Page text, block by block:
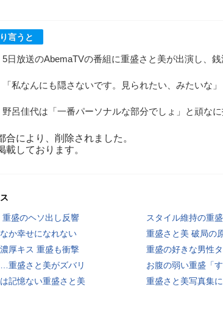
言うと
5日放送のAbemaTVの番組に重盛さと美が出演し、
「私なんにも隠さないです。見られたい、みたいな
野呂佳代は「一番パーソナルな部分でしょ」と頑な
合により、削除されました。
載しております。
盛のヘソ出し反響
スタイル維持の重
か幸せになれない
重盛さと美 破局の
厚キス 重盛も衝撃
重盛の好きな男性
重盛さと美がズバリ
お腹の弱い重盛「す
記憶ない重盛さと美
重盛さと美写真集